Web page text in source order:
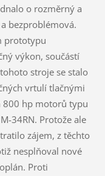
o rozměrný a
bezproblémová.
prototypu
výkon, součástí
stroje se stalo
vrtulí tlačnými
800 hp motorů typu
34RN. Protože ale
zájem, z těchto
nesplňoval nové
Proti